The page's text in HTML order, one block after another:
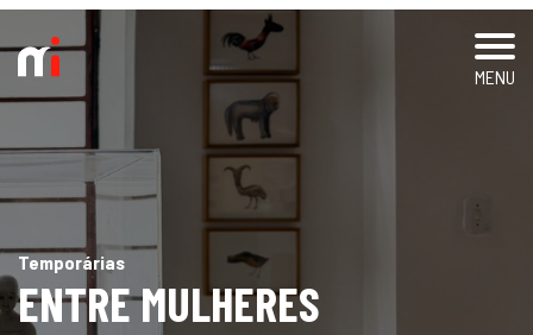
MENU
imprensa
blog
museu
educativo
gestão
Temporárias
ENTRE MULHERES